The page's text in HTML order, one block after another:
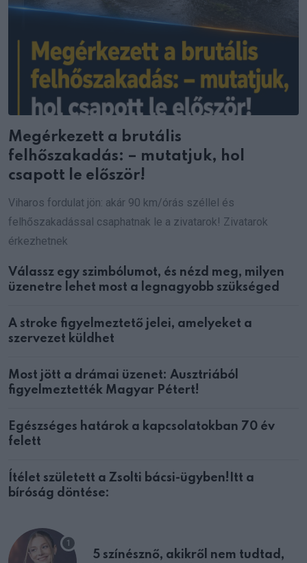
Megérkezett a brutális
felhőszakadás: – mutatjuk, hol
csapott le először!
Viharos fordulat jön: akár 90 km/órás széllel és
felhőszakadással csaphatnak le a zivatarok! Zivatarok
érkezhetnek
Válassz egy szimbólumot, és nézd meg, milyen
üzenetre lehet most a legnagyobb szükséged
A stroke figyelmeztető jelei, amelyeket a
szervezet küldhet
Most jött a drámai üzenet: Ausztriából
figyelmeztették Magyar Pétert!
Egészséges határok a kapcsolatokban 70 év
felett
Ítélet született a Zsolti bácsi-ügyben!Itt a
bíróság döntése:
5 színésznő, akikről nem tudtad,